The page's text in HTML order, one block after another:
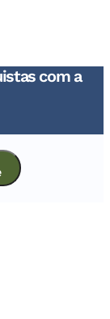
com a